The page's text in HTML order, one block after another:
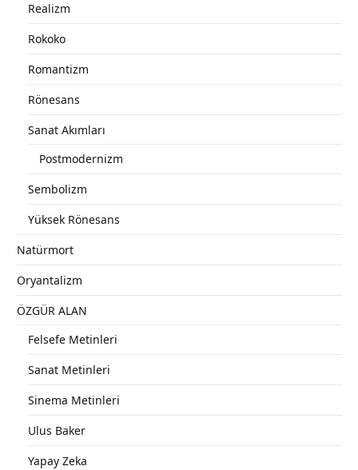
Realizm
Rokoko
Romantizm
Rönesans
Sanat Akımları
Postmodernizm
Sembolizm
Yüksek Rönesans
Natürmort
Oryantalizm
ÖZGÜR ALAN
Felsefe Metinleri
Sanat Metinleri
Sinema Metinleri
Ulus Baker
Yapay Zeka